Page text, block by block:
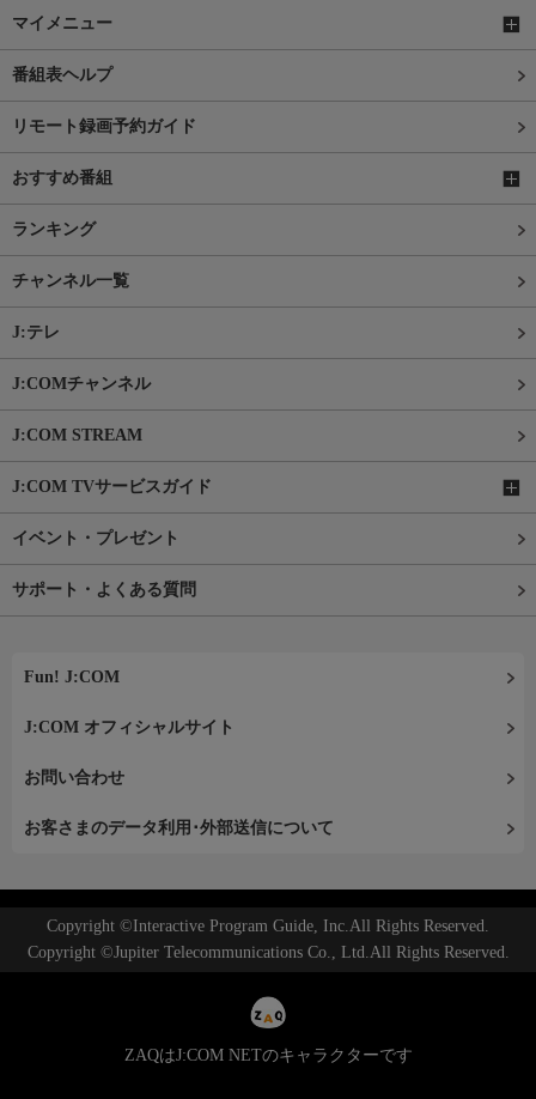
マイメニュー
番組表ヘルプ
リモート録画予約ガイド
おすすめ番組
ランキング
チャンネル一覧
J:テレ
J:COMチャンネル
J:COM STREAM
J:COM TVサービスガイド
イベント・プレゼント
サポート・よくある質問
Fun! J:COM
J:COM オフィシャルサイト
お問い合わせ
お客さまのデータ利用･外部送信について
Copyright ©Interactive Program Guide, Inc.All Rights Reserved.
Copyright ©Jupiter Telecommunications Co., Ltd.All Rights Reserved.
ZAQはJ:COM NETのキャラクターです